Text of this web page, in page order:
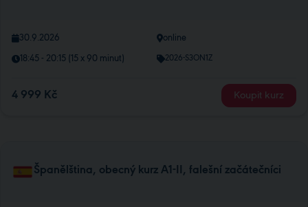
30.9.2026 online
18:45 - 20:15 (15 x 90 minut) 2026-S3ON1Z
4 999 Kč Koupit kurz
Španělština, obecný kurz A1-II, falešní začátečníci